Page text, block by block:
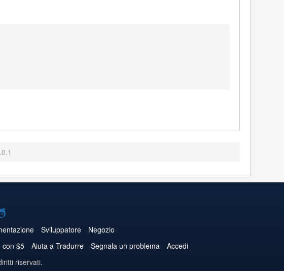
Joomla!
su
GitHub
Sviluppatore
Negozio
con $5 Aiuta a Tradurre Segnala un problema
Accedi
riservati.